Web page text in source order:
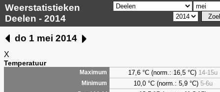
Weerstatistieken
Deelen - 2014
do 1 mei 2014
X
Temperatuur
Maximum 17,6 °C (norm.: 16,5 °C) 14-15u
Minimum 10,0 °C (norm.: 5,9 °C) 5-6u